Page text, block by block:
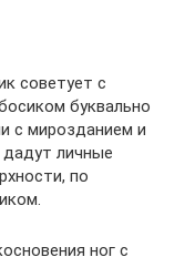
советует с
буквально
с мирозданием и
личные
по
ног с